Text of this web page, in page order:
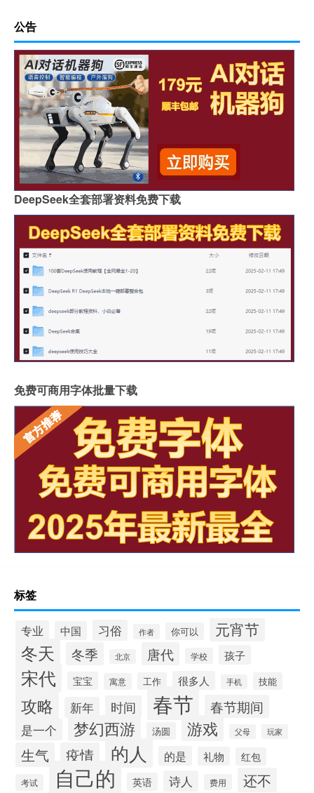
公告
DeepSeek全套部署资料免费下载
免费可商用字体批量下载
标签
专业 中国 习俗 作者 你可以 元宵节
冬天 冬季 北京 唐代 学校 孩子
宋代 宝宝 寓意 工作 很多人 手机 技能
攻略 新年 时间 春节 春节期间
是一个 梦幻西游 汤圆 游戏 父母 玩家
生气 疫情 的人 的是 礼物 红包
考试 自己的 英语 诗人 费用 还不